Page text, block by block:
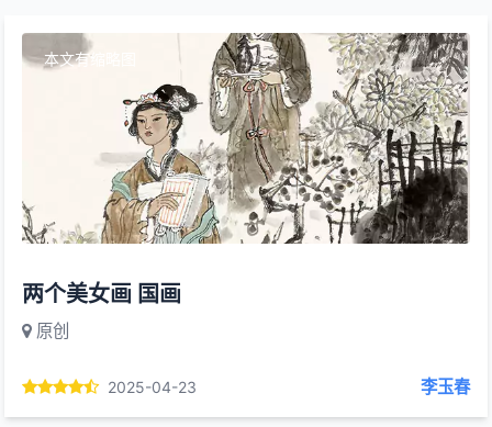
本文有缩略图
两个美女画 国画
原创
2025-04-23 李玉春